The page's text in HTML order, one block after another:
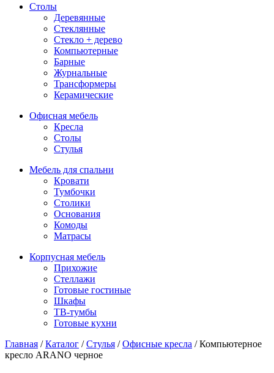
Столы
Деревянные
Стеклянные
Стекло + дерево
Компьютерные
Барные
Журнальные
Трансформеры
Керамические
Офисная мебель
Кресла
Столы
Стулья
Мебель для спальни
Кровати
Тумбочки
Столики
Основания
Комоды
Матрасы
Корпусная мебель
Прихожие
Стеллажи
Готовые гостиные
Шкафы
ТВ-тумбы
Готовые кухни
Главная /Каталог /Стулья /Офисные кресла /Компьютерное
кресло ARANO черное